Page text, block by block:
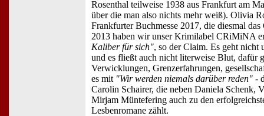
Rosenthal teilweise 1938 aus Frankfurt am
über die man also nichts mehr weiß). Olivia
Frankfurter Buchmesse 2017, die diesmal
2013 haben wir unser Krimilabel CRiMiNA
Kaliber für sich", so der Claim. Es geht nicht
und es fließt auch nicht literweise Blut, dafür
Verwicklungen, Grenzerfahrungen,
es mit "Wir werden niemals darüber reden" -
Carolin Schairer, die neben Daniela Schenk,
Mirjam Müntefering auch zu den
Lesbenromane zählt.